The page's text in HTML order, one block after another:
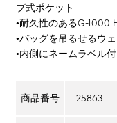
プ式ポケット
•耐久性のあるG-1000
•バッグを吊るせるウェ
•内側にネームラベル付
商品番号 25863